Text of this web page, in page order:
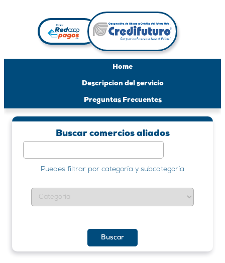
Buscar comercios aliados
Puedes filtrar por categoría y subcategoría